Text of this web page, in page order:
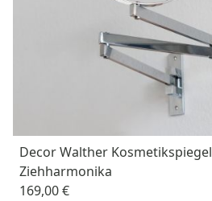
Decor Walther Kosmetikspiegel
Ziehharmonika
169,00 €